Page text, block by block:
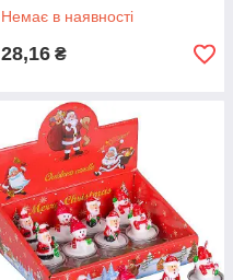
Немає в наявності
28,16 ₴